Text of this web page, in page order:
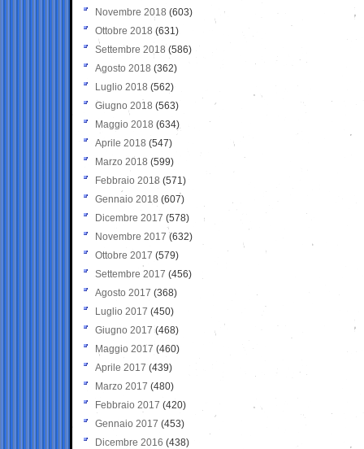
Novembre 2018 (603)
Ottobre 2018 (631)
Settembre 2018 (586)
Agosto 2018 (362)
Luglio 2018 (562)
Giugno 2018 (563)
Maggio 2018 (634)
Aprile 2018 (547)
Marzo 2018 (599)
Febbraio 2018 (571)
Gennaio 2018 (607)
Dicembre 2017 (578)
Novembre 2017 (632)
Ottobre 2017 (579)
Settembre 2017 (456)
Agosto 2017 (368)
Luglio 2017 (450)
Giugno 2017 (468)
Maggio 2017 (460)
Aprile 2017 (439)
Marzo 2017 (480)
Febbraio 2017 (420)
Gennaio 2017 (453)
Dicembre 2016 (438)